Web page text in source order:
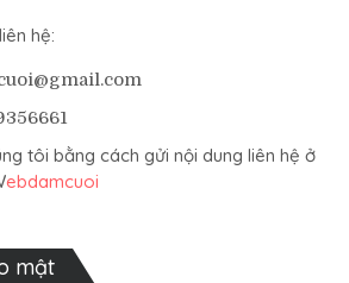
hệ:
tôi bằng cách gửi nội dung liên hệ ở
ebdamcuoi
mật